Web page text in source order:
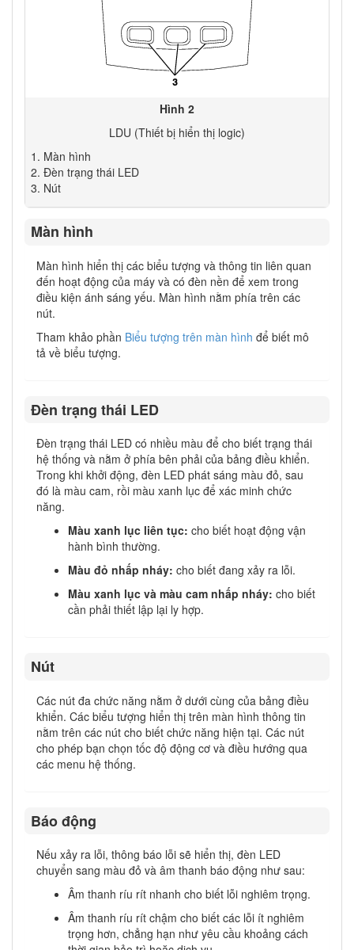
Hình 2
LDU (Thiết bị hiển thị logic)
Màn hình
Đèn trạng thái LED
Nút
Màn hình
Màn hình hiển thị các biểu tượng và thông tin liên quan
đến hoạt động của máy và có đèn nền để xem trong
điều kiện ánh sáng yếu. Màn hình nằm phía trên các
nút.
Tham khảo phần Biểu tượng trên màn hình để biết mô
tả về biểu tượng.
Đèn trạng thái LED
Đèn trạng thái LED có nhiều màu để cho biết trạng thái
hệ thống và nằm ở phía bên phải của bảng điều khiển.
Trong khi khởi động, đèn LED phát sáng màu đỏ, sau
đó là màu cam, rồi màu xanh lục để xác minh chức
năng.
Màu xanh lục liên tục: cho biết hoạt động vận
hành bình thường.
Màu đỏ nhấp nháy: cho biết đang xảy ra lỗi.
Màu xanh lục và màu cam nhấp nháy: cho biết
cần phải thiết lập lại ly hợp.
Nút
Các nút đa chức năng nằm ở dưới cùng của bảng điều
khiển. Các biểu tượng hiển thị trên màn hình thông tin
nằm trên các nút cho biết chức năng hiện tại. Các nút
cho phép bạn chọn tốc độ động cơ và điều hướng qua
các menu hệ thống.
Báo động
Nếu xảy ra lỗi, thông báo lỗi sẽ hiển thị, đèn LED
chuyển sang màu đỏ và âm thanh báo động như sau:
Âm thanh ríu rít nhanh cho biết lỗi nghiêm trọng.
Âm thanh ríu rít chậm cho biết các lỗi ít nghiêm
trọng hơn, chẳng hạn như yêu cầu khoảng cách